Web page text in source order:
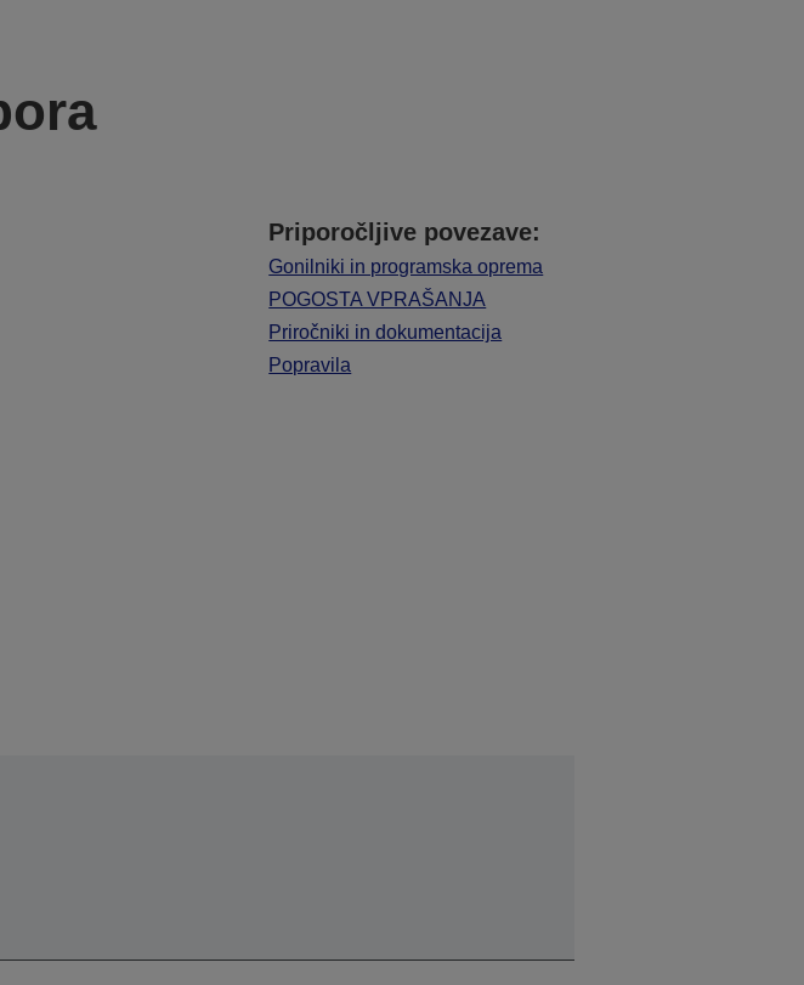
Priporočljive povezave:
Gonilniki in programska oprema
POGOSTA VPRAŠANJA
Priročniki in dokumentacija
Popravila